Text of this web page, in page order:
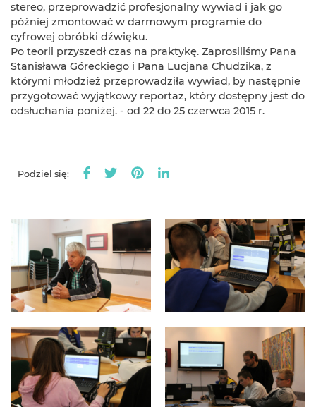
stereo, przeprowadzić profesjonalny wywiad i jak go
później zmontować w darmowym programie do
cyfrowej obróbki dźwięku.
Po teorii przyszedł czas na praktykę. Zaprosiliśmy Pana
Stanisława Góreckiego i Pana Lucjana Chudzika, z
którymi młodzież przeprowadziła wywiad, by następnie
przygotować wyjątkowy reportaż, który dostępny jest do
odsłuchania poniżej. - od 22 do 25 czerwca 2015 r.
Podziel się: